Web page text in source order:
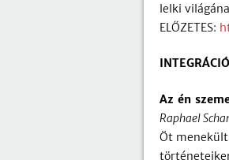
lelki
ELŐZETES:
Az én
Raphael
Öt menekült